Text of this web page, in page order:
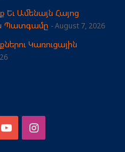
Ամենայն Հայոց
Պատգամը
August 7, 2026
Կառուցային
YouTubeInstagram